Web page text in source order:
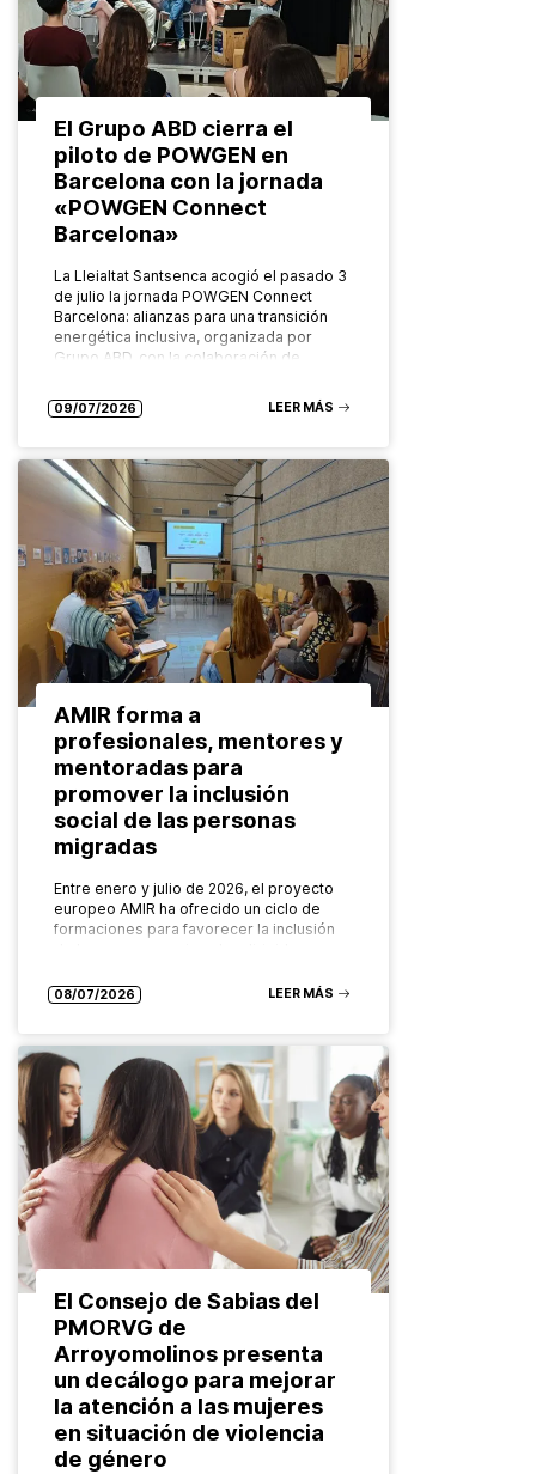
El Grupo ABD cierra el
piloto de POWGEN en
Barcelona con la jornada
«POWGEN Connect
Barcelona»
La Lleialtat Santsenca acogió el pasado 3
de julio la jornada POWGEN Connect
Barcelona: alianzas para una transición
energética inclusiva, organizada por
Grupo ABD, con la colaboración de
09/07/2026 LEER MÁS
AMIR forma a
profesionales, mentores y
mentoradas para
promover la inclusión
social de las personas
migradas
Entre enero y julio de 2026, el proyecto
europeo AMIR ha ofrecido un ciclo de
formaciones para favorecer la inclusión
08/07/2026 LEER MÁS
El Consejo de Sabias del
PMORVG de
Arroyomolinos presenta
un decálogo para mejorar
la atención a las mujeres
en situación de violencia
de género